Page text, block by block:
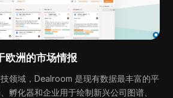
欧洲的市场情报
领域，Dealroom 是现有数据最丰富的平
孵化器和企业用于绘制新兴公司图谱、